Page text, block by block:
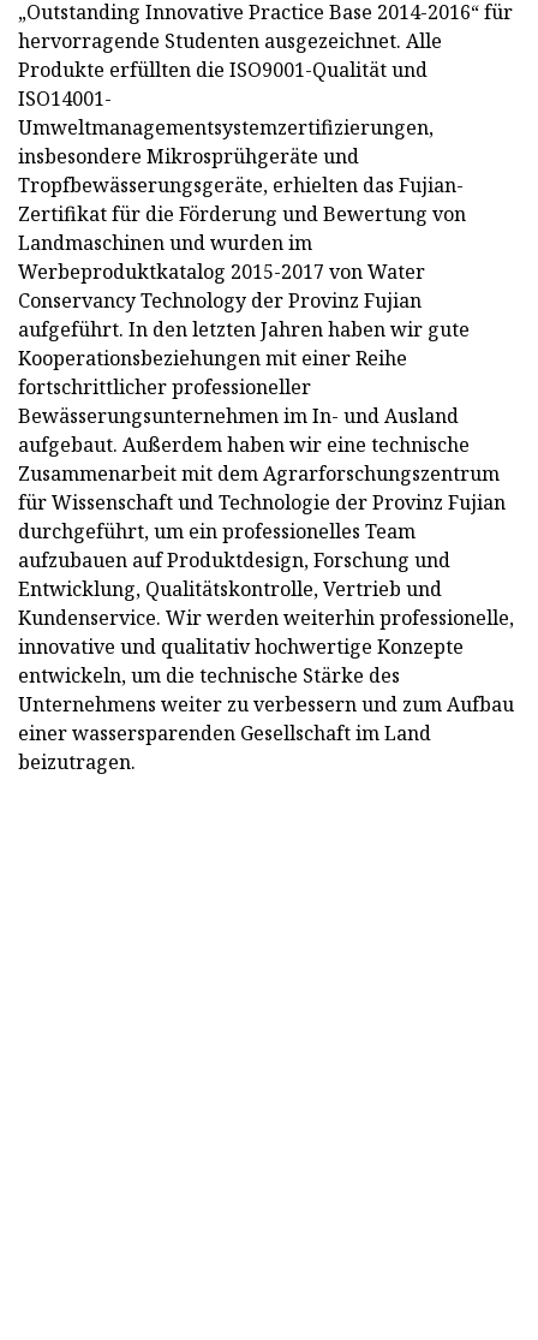
„Outstanding Innovative Practice Base 2014-2016“ für
hervorragende Studenten ausgezeichnet. Alle
Produkte erfüllten die ISO9001-Qualität und
ISO14001-
Umweltmanagementsystemzertifizierungen,
insbesondere Mikrosprühgeräte und
Tropfbewässerungsgeräte, erhielten das Fujian-
Zertifikat für die Förderung und Bewertung von
Landmaschinen und wurden im
Werbeproduktkatalog 2015-2017 von Water
Conservancy Technology der Provinz Fujian
aufgeführt. In den letzten Jahren haben wir gute
Kooperationsbeziehungen mit einer Reihe
fortschrittlicher professioneller
Bewässerungsunternehmen im In- und Ausland
aufgebaut. Außerdem haben wir eine technische
Zusammenarbeit mit dem Agrarforschungszentrum
für Wissenschaft und Technologie der Provinz Fujian
durchgeführt, um ein professionelles Team
aufzubauen auf Produktdesign, Forschung und
Entwicklung, Qualitätskontrolle, Vertrieb und
Kundenservice. Wir werden weiterhin professionelle,
innovative und qualitativ hochwertige Konzepte
entwickeln, um die technische Stärke des
Unternehmens weiter zu verbessern und zum Aufbau
einer wassersparenden Gesellschaft im Land
beizutragen.